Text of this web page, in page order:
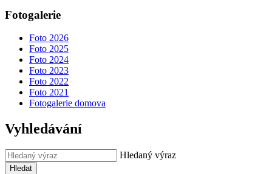
Fotogalerie
Foto 2026
Foto 2025
Foto 2024
Foto 2023
Foto 2022
Foto 2021
Fotogalerie domova
Vyhledávání
Hledaný výraz
Hledat